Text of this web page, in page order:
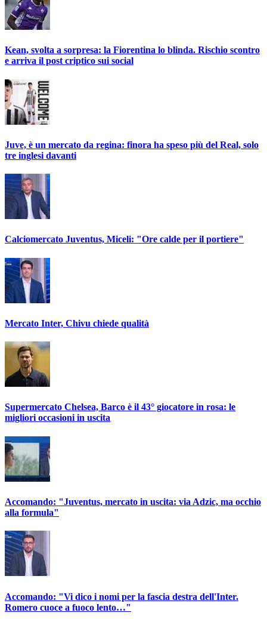
Kean, svolta a sorpresa: la Fiorentina lo blinda. Rischio scontro
e arriva il post criptico sui social
Juve, è un mercato da regina: finora ha speso più del Real, solo
tre inglesi davanti
Calciomercato Juventus, Miceli: "Ore calde per il portiere"
Mercato Inter, Chivu chiede qualità
Supermercato Chelsea, Barco è il 43° giocatore in rosa: le
migliori occasioni in uscita
Accomando: "Juventus, mercato in uscita: via Adzic, ma occhio
alla formula"
Accomando: "Vi dico i nomi per la fascia destra dell'Inter.
Romero cuoce a fuoco lento…"